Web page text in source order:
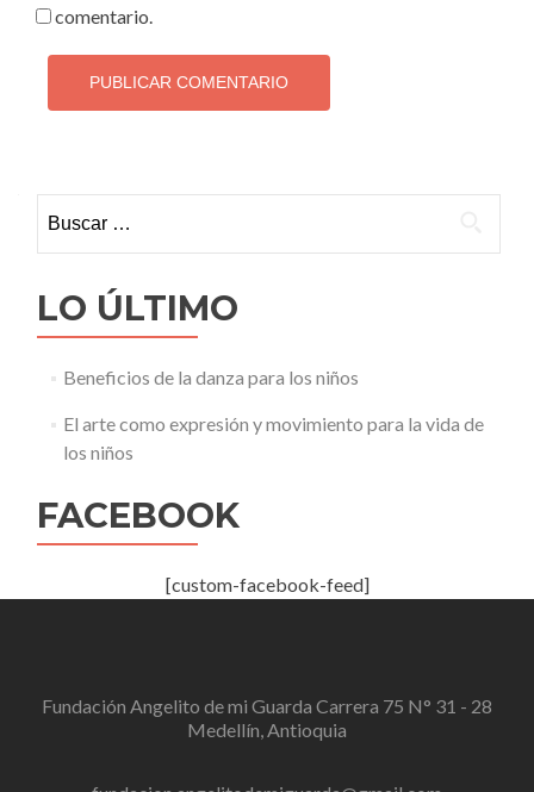
comentario.
LO ÚLTIMO
Beneficios de la danza para los niños
El arte como expresión y movimiento para la vida de
los niños
FACEBOOK
[custom-facebook-feed]
Fundación Angelito de mi Guarda Carrera 75 N° 31 - 28
Medellín, Antioquia